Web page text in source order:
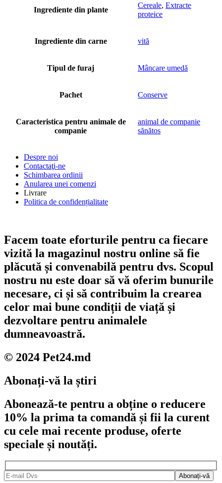
Ingrediente din plante
Cereale, Extracte
proteice
Ingrediente din carne vită
Tipul de furaj Mâncare umedă
Pachet Conserve
Caracteristica pentru animale de
companie
animal de companie
sănătos
Despre noi
Contactaţi-ne
Schimbarea ordinii
Anularea unei comenzi
Livrare
Politica de confidențialitate
Facem toate eforturile pentru ca fiecare
vizită la magazinul nostru online să fie
plăcută și convenabilă pentru dvs. Scopul
nostru nu este doar să vă oferim bunurile
necesare, ci și să contribuim la crearea
celor mai bune condiții de viață și
dezvoltare pentru animalele
dumneavoastră.
© 2024 Pet24.md
Abonați-vă la știri
Abonează-te pentru a obține o reducere
10% la prima ta comandă și fii la curent
cu cele mai recente produse, oferte
speciale și noutăți.